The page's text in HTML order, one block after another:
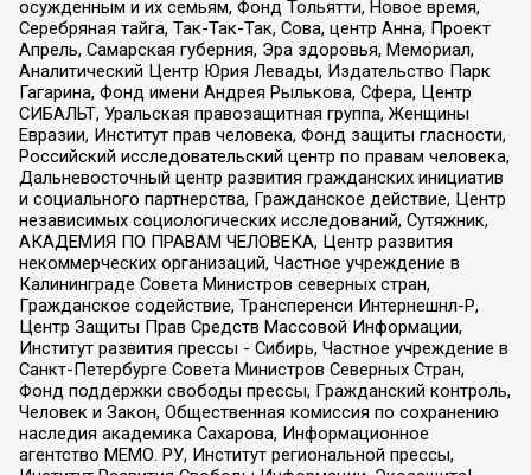
осужденным и их семьям, Фонд Тольятти, Новое время,
Серебряная тайга, Так-Так-Так, Сова, центр Анна, Проект
Апрель, Самарская губерния, Эра здоровья, Мемориал,
Аналитический Центр Юрия Левады, Издательство Парк
Гагарина, Фонд имени Андрея Рылькова, Сфера, Центр
СИБАЛЬТ, Уральская правозащитная группа, Женщины
Евразии, Институт прав человека, Фонд защиты гласности,
Российский исследовательский центр по правам человека,
Дальневосточный центр развития гражданских инициатив
и социального партнерства, Гражданское действие, Центр
независимых социологических исследований, Сутяжник,
АКАДЕМИЯ ПО ПРАВАМ ЧЕЛОВЕКА, Центр развития
некоммерческих организаций, Частное учреждение в
Калининграде Совета Министров северных стран,
Гражданское содействие, Трансперенси Интернешнл-Р,
Центр Защиты Прав Средств Массовой Информации,
Институт развития прессы - Сибирь, Частное учреждение в
Санкт-Петербурге Совета Министров Северных Стран,
Фонд поддержки свободы прессы, Гражданский контроль,
Человек и Закон, Общественная комиссия по сохранению
наследия академика Сахарова, Информационное
агентство МЕМО. РУ, Институт региональной прессы,